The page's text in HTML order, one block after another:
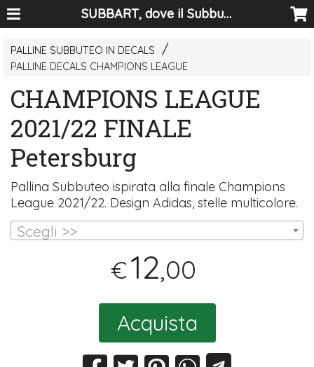
SUBBART, dove il Subbuteo diventa arte
PALLINE SUBBUTEO IN DECALS
PALLINE DECALS CHAMPIONS LEAGUE
CHAMPIONS LEAGUE
2021/22 FINALE
Petersburg
Pallina Subbuteo ispirata alla finale Champions
League 2021/22. Design Adidas, stelle multicolore.
Scegli >>
€12,00
Acquista